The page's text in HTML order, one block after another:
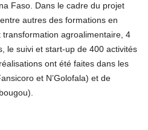
Faso. Dans le cadre du projet
autres des formations en
agroalimentaire, 4
le suivi et start-up de 400 activités
ont été faites dans les
et N’Golofala) et de